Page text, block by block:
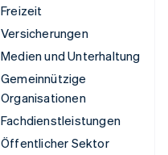
Freizeit
Versicherungen
Medien und Unterhaltung
Gemeinnützige
Organisationen
Fachdienstleistungen
Öffentlicher Sektor